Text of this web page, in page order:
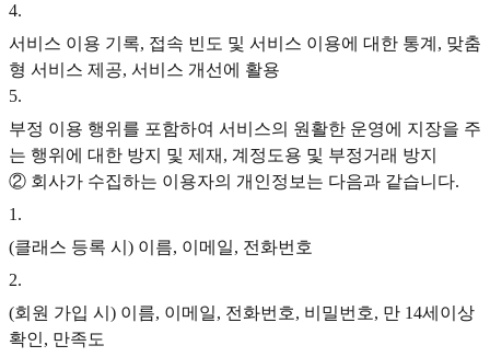
4.
서비스 이용 기록, 접속 빈도 및 서비스 이용에 대한 통계, 맞춤
형 서비스 제공, 서비스 개선에 활용
5.
부정 이용 행위를 포함하여 서비스의 원활한 운영에 지장을 주
는 행위에 대한 방지 및 제재, 계정도용 및 부정거래 방지
② 회사가 수집하는 이용자의 개인정보는 다음과 같습니다.
1 .
(클래스 등록 시) 이름, 이메일, 전화번호
2.
(회원 가입 시) 이름, 이메일, 전화번호, 비밀번호, 만 14세이상
확인, 만족도